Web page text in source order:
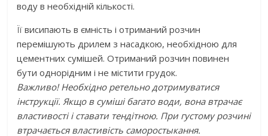
воду в необхідній кількості.
Її висипають в ємність і отриманий розчин
перемішують дрилем з насадкою, необхідною для
цементних сумішей. Отриманий розчин повинен
бути однорідним і не містити грудок.
Важливо! Необхідно ретельно дотримуватися
інструкції. Якщо в суміші багато води, вона втрачає
властивості і ставати тендітною. При густому розчині
втрачається властивість саморостыкання.